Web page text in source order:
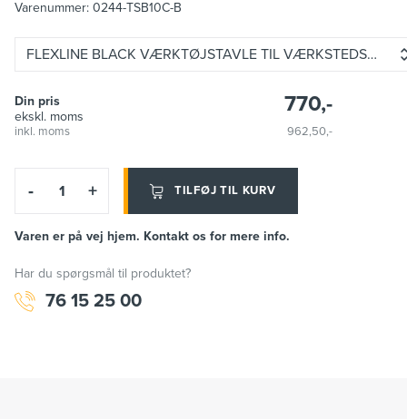
Varenummer: 0244-TSB10C-B
FLEXLINE BLACK VÆRKTØJSTAVLE TIL
Din pris
ekskl. moms
770,-
inkl. moms 962,50,-
- + TILFØJ TIL KURV
Varen er på vej hjem. Kontakt os for mere info.
Har du spørgsmål til produktet?
76 15 25 00